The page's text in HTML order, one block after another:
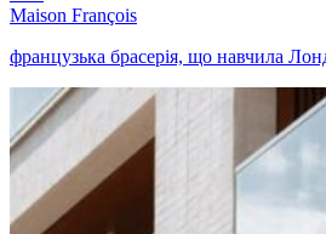
Maison François
французька брасерія, що навчила